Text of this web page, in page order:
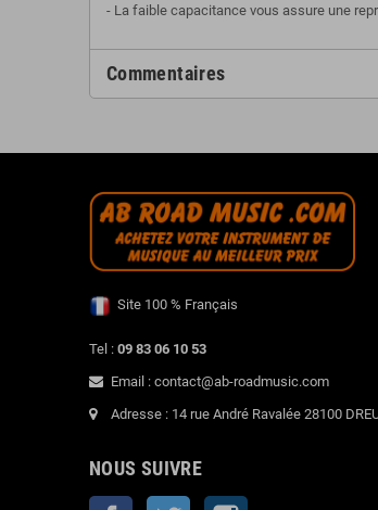
- La faible capacitance vous assure une
Commentaires
Site 100 % Français
Tel : 09 83 06 10 53
Email : contact@ab-roadmusic.com
Adresse : 14 rue André Ravalée 28100
NOUS SUIVRE
Facebook Twitter